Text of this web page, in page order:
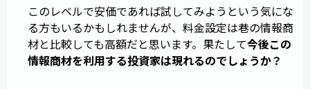
このレベルで安価であれば試してみようという気にな
る方もいるかもしれませんが、料金設定は巷の情報商
材と比較しても高額だと思います。果たして今後この
情報商材を利用する投資家は現れるのでしょうか？